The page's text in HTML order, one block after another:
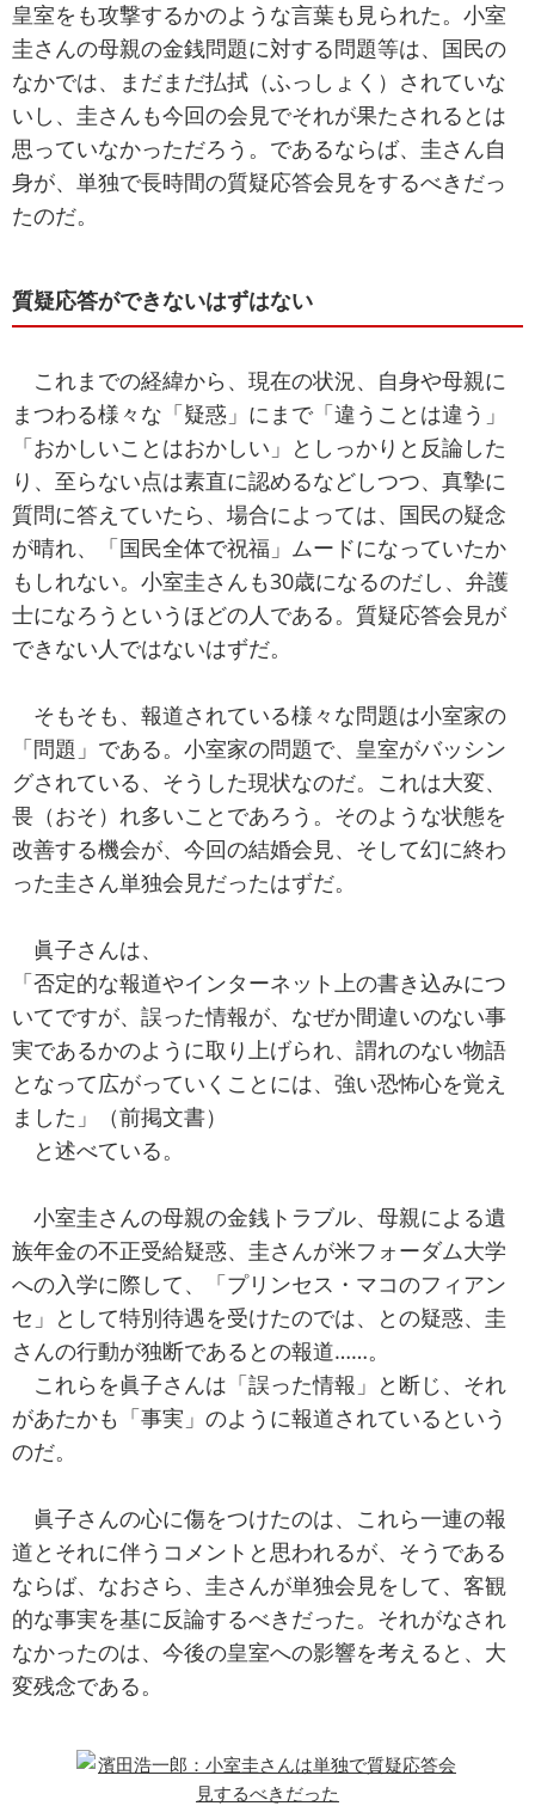
皇室をも攻撃するかのような言葉も見られた。小室
圭さんの母親の金銭問題に対する問題等は、国民の
なかでは、まだまだ払拭（ふっしょく）されていな
いし、圭さんも今回の会見でそれが果たされるとは
思っていなかっただろう。であるならば、圭さん自
身が、単独で長時間の質疑応答会見をするべきだっ
たのだ。
質疑応答ができないはずはない
これまでの経緯から、現在の状況、自身や母親に
まつわる様々な「疑惑」にまで「違うことは違う」
「おかしいことはおかしい」としっかりと反論した
り、至らない点は素直に認めるなどしつつ、真摯に
質問に答えていたら、場合によっては、国民の疑念
が晴れ、「国民全体で祝福」ムードになっていたか
もしれない。小室圭さんも30歳になるのだし、弁護
士になろうというほどの人である。質疑応答会見が
できない人ではないはずだ。
そもそも、報道されている様々な問題は小室家の
「問題」である。小室家の問題で、皇室がバッシン
グされている、そうした現状なのだ。これは大変、
畏（おそ）れ多いことであろう。そのような状態を
改善する機会が、今回の結婚会見、そして幻に終わ
った圭さん単独会見だったはずだ。
眞子さんは、
「否定的な報道やインターネット上の書き込みにつ
いてですが、誤った情報が、なぜか間違いのない事
実であるかのように取り上げられ、謂れのない物語
となって広がっていくことには、強い恐怖心を覚え
ました」（前掲文書）
と述べている。
小室圭さんの母親の金銭トラブル、母親による遺
族年金の不正受給疑惑、圭さんが米フォーダム大学
への入学に際して、「プリンセス・マコのフィアン
セ」として特別待遇を受けたのでは、との疑惑、圭
さんの行動が独断であるとの報道……。
これらを眞子さんは「誤った情報」と断じ、それ
があたかも「事実」のように報道されているという
のだ。
眞子さんの心に傷をつけたのは、これら一連の報
道とそれに伴うコメントと思われるが、そうである
ならば、なおさら、圭さんが単独会見をして、客観
的な事実を基に反論するべきだった。それがなされ
なかったのは、今後の皇室への影響を考えると、大
変残念である。